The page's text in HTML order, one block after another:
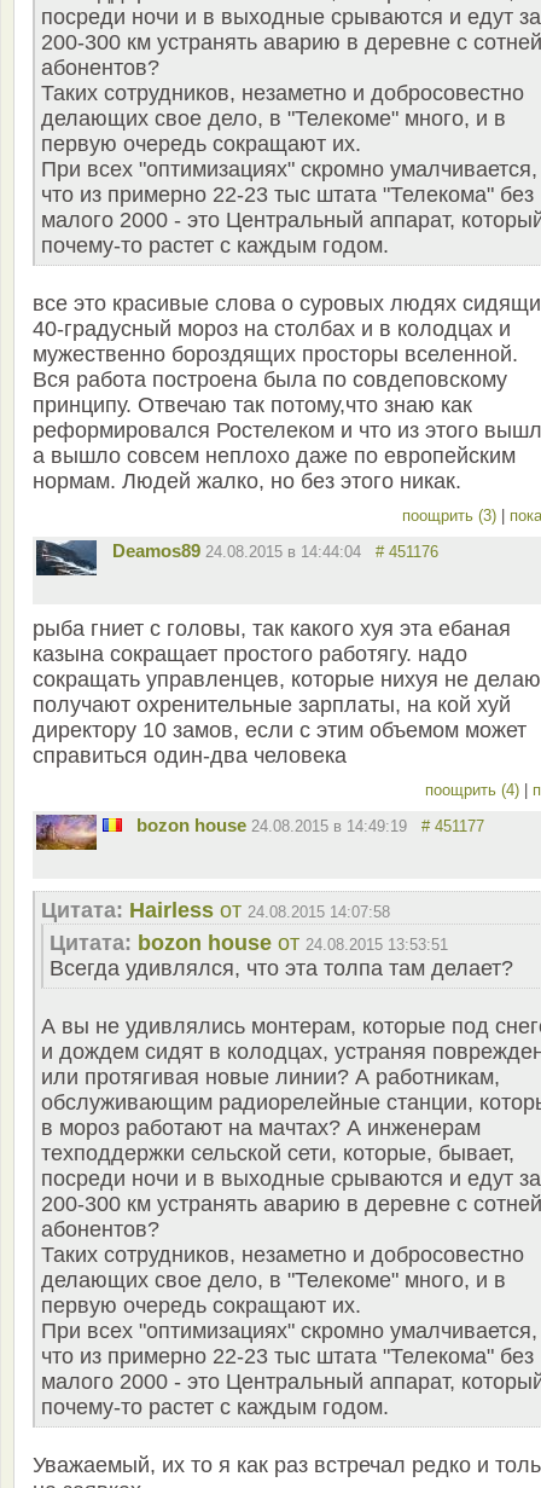
посреди ночи и в выходные срываются и едут за
200-300 км устранять аварию в деревне с сотней
абонентов?
Таких сотрудников, незаметно и добросовестно
делающих свое дело, в "Телекоме" много, и в
первую очередь сокращают их.
При всех "оптимизациях" скромно умалчивается,
что из примерно 22-23 тыс штата "Телекома" без
малого 2000 - это Центральный аппарат,
почему-то растет с каждым годом.
все это красивые слова о суровых людях
40-градусный мороз на столбах и в колодцах и
мужественно бороздящих просторы вселенной.
Вся работа построена была по совдеповскому
принципу. Отвечаю так потому,что знаю как
реформировался Ростелеком и что из этого
а вышло совсем неплохо даже по европейским
нормам. Людей жалко, но без этого никак.
поощрить (3)
Deamos89 24.08.2015 в 14:44:04 # 451176
рыба гниет с головы, так какого хуя эта ебаная
казына сокращает простого работягу. надо
сокращать управленцев, которые нихуя не
получают охренительные зарплаты, на кой хуй
директору 10 замов, если с этим объемом может
справиться один-два человека
поощрить (4)
bozon house 24.08.2015 в 14:49:19 # 451177
Цитата: Hairless от 24.08.2015 14:07:58
Цитата: bozon house от 24.08.2015 13:53:51
Всегда удивлялся, что эта толпа там делает?
А вы не удивлялись монтерам, которые под
и дождем сидят в колодцах, устраняя
или протягивая новые линии? А работникам,
обслуживающим радиорелейные станции,
в мороз работают на мачтах? А инженерам
техподдержки сельской сети, которые, бывает,
посреди ночи и в выходные срываются и едут за
200-300 км устранять аварию в деревне с сотней
абонентов?
Таких сотрудников, незаметно и добросовестно
делающих свое дело, в "Телекоме" много, и в
первую очередь сокращают их.
При всех "оптимизациях" скромно умалчивается,
что из примерно 22-23 тыс штата "Телекома" без
малого 2000 - это Центральный аппарат,
почему-то растет с каждым годом.
Уважаемый, их то я как раз встречал редко и